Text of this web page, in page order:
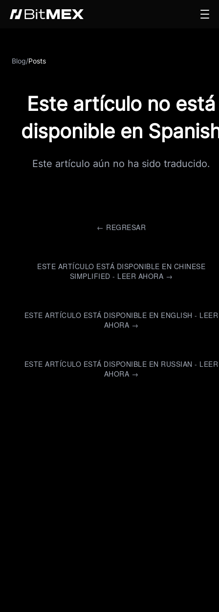
Blog/Posts
Este artículo no está
disponible en
Este artículo aún no ha sido traducido.
← REGRESAR
ESTE ARTÍCULO ESTÁ DISPONIBLE EN CHINESE
SIMPLIFIED - LEER AHORA →
ESTE ARTÍCULO ESTÁ DISPONIBLE EN ENGLISH - LEER
AHORA →
ESTE ARTÍCULO ESTÁ DISPONIBLE EN RUSSIAN - LEER
AHORA →